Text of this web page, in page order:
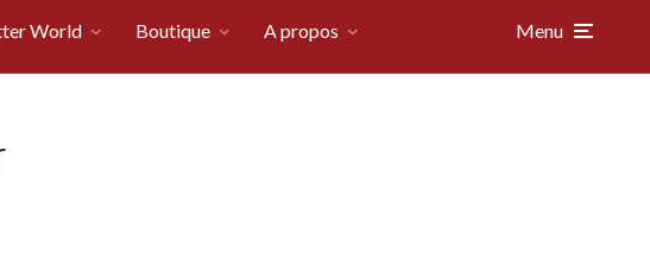
World Boutique A propos Menu